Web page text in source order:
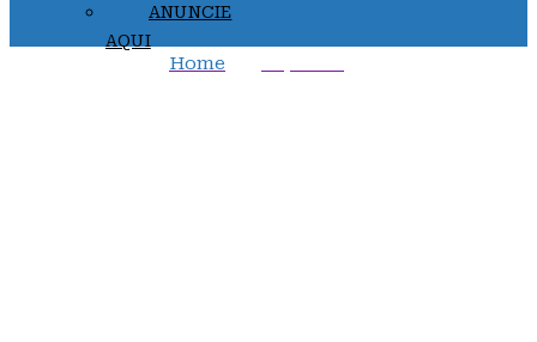
ANUNCIE
AQUI
Home